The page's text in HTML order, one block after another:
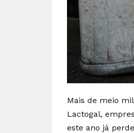
Mais de meio
Lactogal,
este ano já